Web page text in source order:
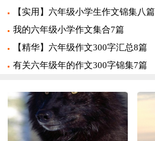
【实用】六年级小学生作文锦集八篇
我的六年级小学作文集合7篇
【精华】六年级作文300字汇总8篇
有关六年级年的作文300字锦集7篇